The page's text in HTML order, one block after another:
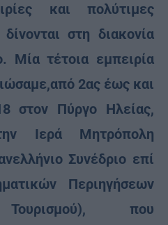
και πολύτιμες
στη διακονία
Μία τέτοια εμπειρία
2ας έως και
στον Πύργο Ηλείας,
Ιερά Μητρόπολη
Συνέδριο επί
Περιηγήσεων
Τουρισμού), που